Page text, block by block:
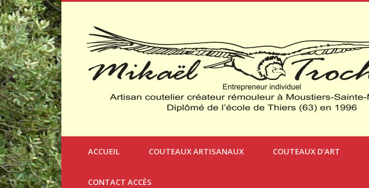
Créateur et Fabricant de Couteaux à Thèmes
ACCUEIL COUTEAUX ARTISANAUX COUTEAUX D’ART
CONTACT ACCÈS